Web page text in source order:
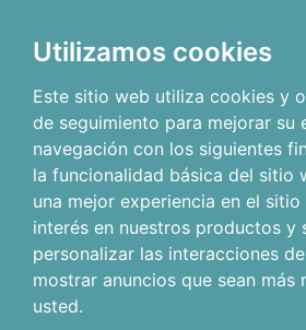
Utilizamos cookies
Este sitio web utiliza cookies y
de seguimiento para mejorar su
navegación con los siguientes
la funcionalidad básica del sitio
una mejor experiencia en el sitio
interés en nuestros productos y
personalizar las interacciones
mostrar anuncios que sean más
usted.